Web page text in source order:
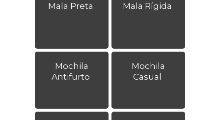
Mala Preta Mala Rígida
Mochila
Antifurto
Mochila
Casual